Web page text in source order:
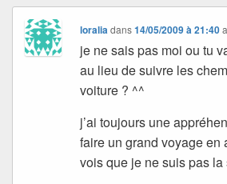
loraliadans14/05/2009 à 21:40
je ne sais pas moi ou tu
au lieu de suivre les
voiture ? ^^
j’ai toujours une
faire un grand voyage en
vois que je ne suis pas la